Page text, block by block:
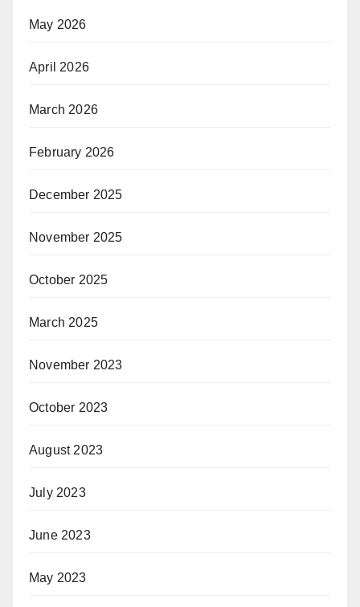
May 2026
April 2026
March 2026
February 2026
December 2025
November 2025
October 2025
March 2025
November 2023
October 2023
August 2023
July 2023
June 2023
May 2023